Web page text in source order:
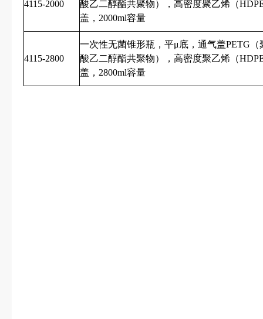
4115-2000
酸乙二醇酯共聚物），高密度聚乙烯（
盖，2000ml容量
4115-2800
一次性无菌锥形瓶，平μ底，通气盖PETG（
酸乙二醇酯共聚物），高密度聚乙烯（
盖，2800ml容量